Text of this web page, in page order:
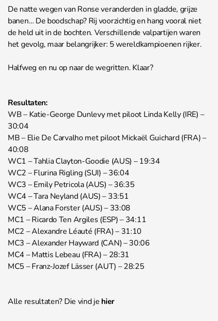
De natte wegen van Ronse veranderden in gladde, grijze
banen… De boodschap? Rij voorzichtig en hang vooral niet
de held uit in de bochten. Verschillende valpartijen waren
het gevolg, maar belangrijker: 5 wereldkampioenen rijker.
Halfweg en nu op naar de wegritten. Klaar?
Resultaten:
WB – Katie-George Dunlevy met piloot Linda Kelly (IRE) –
30:04
MB – Elie De Carvalho met piloot Mickaël Guichard (FRA) –
40:08
WC1 – Tahlia Clayton-Goodie (AUS) – 19:34
WC2 – Flurina Rigling (SUI) – 36:04
WC3 – Emily Petricola (AUS) – 36:35
WC4 – Tara Neyland (AUS) – 33:51
WC5 – Alana Forster (AUS) – 33:08
MC1 – Ricardo Ten Argiles (ESP) – 34:11
MC2 – Alexandre Léauté (FRA) – 31:10
MC3 – Alexander Hayward (CAN) – 30:06
MC4 – Mattis Lebeau (FRA) – 28:31
MC5 – Franz-Jozef Lässer (AUT) – 28:25
Alle resultaten? Die vind je hier